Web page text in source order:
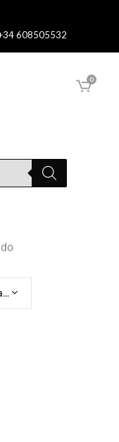
608505532
0
Ordenar por precio: bajo a alto